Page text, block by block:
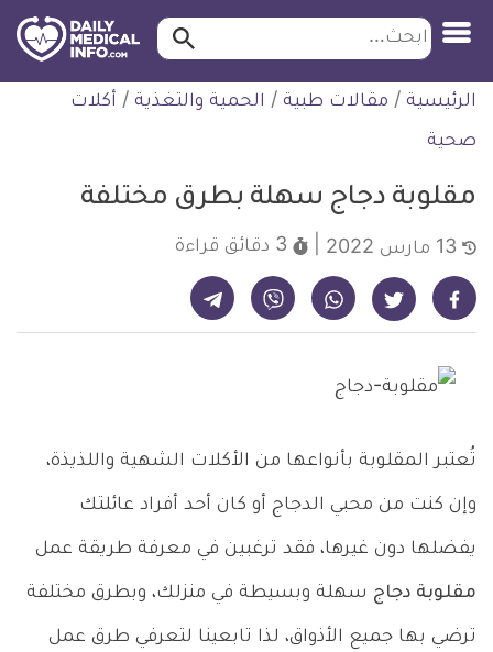
التخطي
للمحتوى
طبية
ابحث ابحث…
الرئيسية / مقالات طبية / الحمية والتغذية / أكلات
صحية
مقلوبة دجاج سهلة بطرق مختلفة
3 دقائق قراءة
شارك على فيسبوك - ديلي ميديكال انفو شارك على تويتر - ديلي ميديكال انفو شارك على واتساب - ديلي ميديكال انفو شارك على فايبر - ديلي ميديكال انفو شارك على تيليجرام - ديلي ميديكال انفو
تُعتبر المقلوبة بأنواعها من الأكلات الشهية واللذيذة،
وإن كنت من محبي الدجاج أو كان أحد أفراد عائلتك
يفضلها دون غيرها، فقد ترغبين في معرفة طريقة عمل
مقلوبة دجاج سهلة وبسيطة في منزلك، وبطرق مختلفة
ترضي بها جميع الأذواق، لذا تابعينا لتعرفي طرق عمل